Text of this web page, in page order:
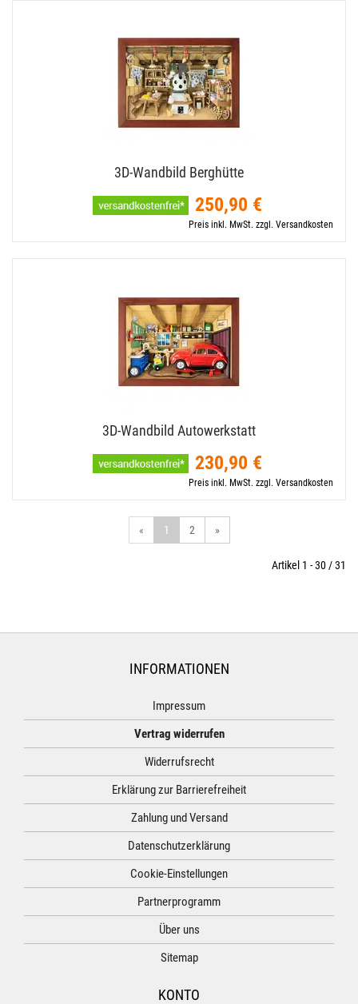
3D-​Wandbild Berghütte
250,90 €
Preis inkl. MwSt. zzgl. Versandkosten
3D-​Wandbild Autowerkstatt
230,90 €
Preis inkl. MwSt. zzgl. Versandkosten
« 1 2 »
Artikel 1 - 30 / 31
INFORMATIONEN
Impressum
Vertrag widerrufen
Widerrufsrecht
Erklärung zur Barrierefreiheit
Zahlung und Versand
Datenschutzerklärung
Cookie-Einstellungen
Partnerprogramm
Über uns
Sitemap
KONTO